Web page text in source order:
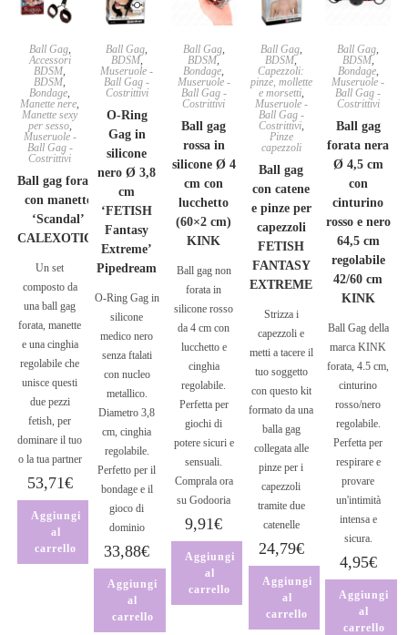
Ball Gag,
Accessori
BDSM
BDSM
Bondage
Manette nere
Manette sexy
per sesso,
Museruole -
Ball Gag -
Costrittivi
Ball gag forata
con manette
‘Scandal’
CALEXOTICS
Un set
composto da
una ball gag
forata, manette
e una cinghia
regolabile che
unisce questi
due pezzi
fetish, per
dominare il tuo
o la tua partner
53,71€
Aggiungi
al
carrello
Ball Gag
BDSM,
Museruole -
Ball Gag -
Costrittivi
O-Ring
Gag in
silicone
nero Ø 3,8
cm
‘FETISH
Fantasy
Extreme’
Pipedream
O-Ring Gag in
silicone
medico nero
senza ftalati
con nucleo
metallico.
Diametro 3,8
cm, cinghia
regolabile.
Perfetto per il
bondage e il
gioco di
dominio
33,88€
Aggiungi
al
carrello
Ball Gag,
BDSM,
Bondage
Museruole -
Ball Gag -
Costrittivi
Ball gag
rossa in
silicone Ø 4
cm con
lucchetto
(60×2 cm)
KINK
Ball gag non
forata in
silicone rosso
da 4 cm con
lucchetto e
cinghia
regolabile.
Perfetta per
giochi di
potere sicuri e
sensuali.
Comprala ora
su Godooria
9,91€
Aggiungi
al
carrello
Ball Gag,
BDSM,
Capezzoli:
pinze, mollette
e morsetti,
Museruole -
Ball Gag -
Costrittivi,
Pinze
capezzoli
Ball gag
con catene
e pinze per
capezzoli
FETISH
FANTASY
EXTREME
Strizza i
capezzoli e
metti a tacere il
tuo soggetto
con questo kit
formato da una
balla gag
collegata alle
pinze per i
capezzoli
tramite due
catenelle
24,79€
Aggiungi
al
carrello
Ball Gag
BDSM,
Bondage,
Museruole -
Ball Gag -
Costrittivi
Ball gag
forata nera
Ø 4,5 cm
con
cinturino
rosso e nero
64,5 cm
regolabile
42/60 cm
KINK
Ball Gag della
marca KINK
forata, 4.5 cm,
cinturino
rosso/nero
regolabile.
Perfetta per
respirare e
provare
un'intimità
intensa e
sicura.
4,95€
Aggiungi
al
carrello